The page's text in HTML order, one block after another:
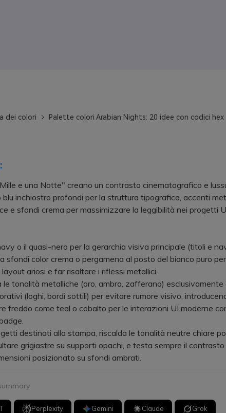
dei colori Palette colori Arabian Nights: 20 idee con codici hex
e una Notte" creano un contrasto cinematografico e
blu inchiostro profondi per la struttura tipografica, accenti
e sfondi crema per massimizzare la leggibilità nei progetti
o il quasi-nero per la gerarchia visiva principale (titoli e
sfondi color crema o pergamena al posto del bianco puro per
ariosi e far risaltare i riflessi metallici.
tonalità metalliche (oro, ambra, zafferano) esclusivamente
(loghi, bordi sottili) per evitare rumore visivo,
freddo come teal o cobalto per le interazioni UI moderne
destinati alla stampa, riscalda le tonalità neutre chiare
grigiastre su supporti opachi, e testa sempre il
posizionato su sfondi ambrati.
Perplexity Gemini Claude Grok